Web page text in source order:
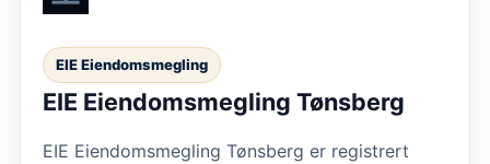
EIE Eiendomsmegling
EIE Eiendomsmegling Tønsberg
EIE Eiendomsmegling Tønsberg er registrert